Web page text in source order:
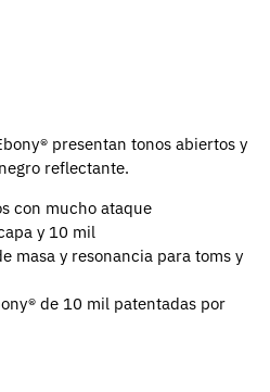
presentan tonos abiertos y
reflectante.
con mucho ataque
y 10 mil
masa y resonancia para toms y
de 10 mil patentadas por